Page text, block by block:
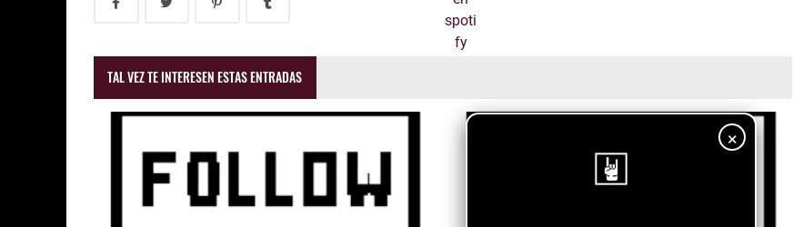
×
TAL VEZ TE INTERESEN ESTAS ENTRADAS